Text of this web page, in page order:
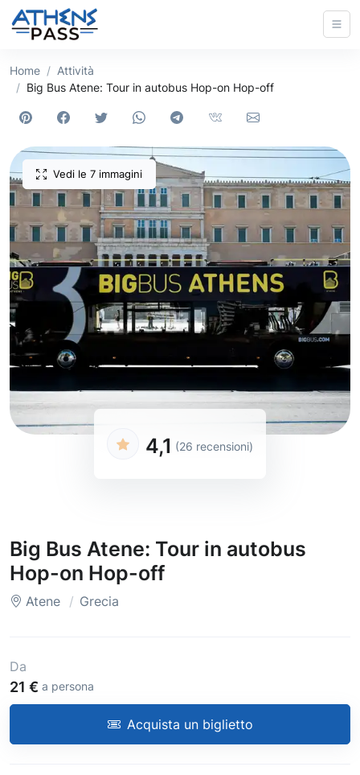
Home
Attività
Big Bus Atene: Tour in autobus Hop-on Hop-off
Vedi le 7 immagini
4,1 (26 recensioni)
Big Bus Atene: Tour in autobus
Hop-on Hop-off
Atene Grecia
Da
21 € a persona
Acquista un biglietto